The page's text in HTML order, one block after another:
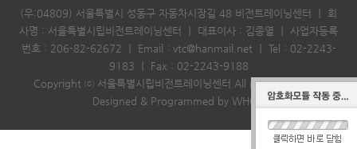
(우:04809) 서울특별시 성동구 자동차시장길 48 비전트레이닝센터
회
사명 : 서울특별시립비전트레이닝센터
대표이사 : 김종열
사업자등록
번호 : 206-82-62672
Email : vtc@hanmail.net Tel : 02-2243-
9183
Fax : 02-2243-9188
Copyright ⓒ 서울특별시립비전트레이닝센터 All rights reserved.
Designed & Programmed by WHOIS